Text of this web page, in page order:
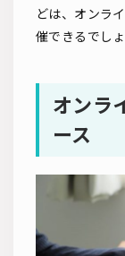
どは、オンラ
催できるでしょ
オンラ
ース